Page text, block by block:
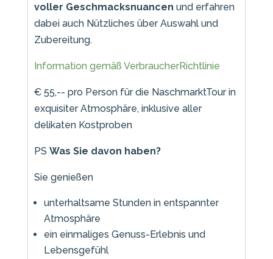
voller Geschmacksnuancen und erfahren
dabei auch Nützliches über Auswahl und
Zubereitung.
Information gemäß VerbraucherRichtlinie
€ 55,-- pro Person für die NaschmarktTour in
exquisiter Atmosphäre, inklusive aller
delikaten Kostproben
PS Was Sie davon haben?
Sie genießen
unterhaltsame Stunden in entspannter
Atmosphäre
ein einmaliges Genuss-Erlebnis und
Lebensgefühl